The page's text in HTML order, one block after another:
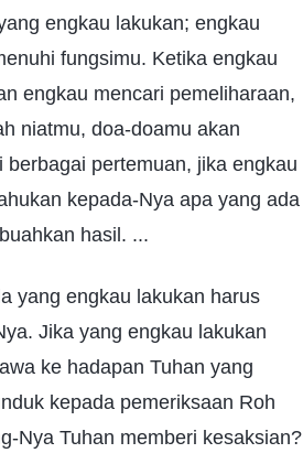
engkau lakukan; engkau
fungsimu. Ketika engkau
engkau mencari pemeliharaan,
niatmu, doa-doamu akan
pertemuan, jika engkau
kepada-Nya apa yang ada
hasil. ...
yang engkau lakukan harus
Jika yang engkau lakukan
ke hadapan Tuhan yang
kepada pemeriksaan Roh
Nya Tuhan memberi kesaksian?